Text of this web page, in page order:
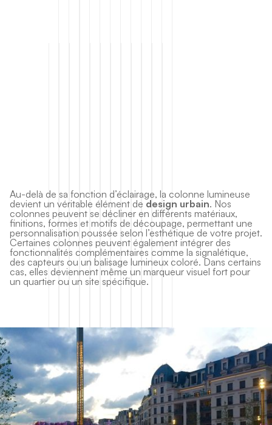
Au-delà de sa fonction d’éclairage, la colonne lumineuse
devient un véritable élément de design urbain. Nos
colonnes peuvent se décliner en différents matériaux,
finitions, formes et motifs de découpage, permettant une
personnalisation poussée selon l’esthétique de votre projet.
Certaines colonnes peuvent également intégrer des
fonctionnalités complémentaires comme la signalétique,
des capteurs ou un balisage lumineux coloré. Dans certains
cas, elles deviennent même un marqueur visuel fort pour
un quartier ou un site spécifique.